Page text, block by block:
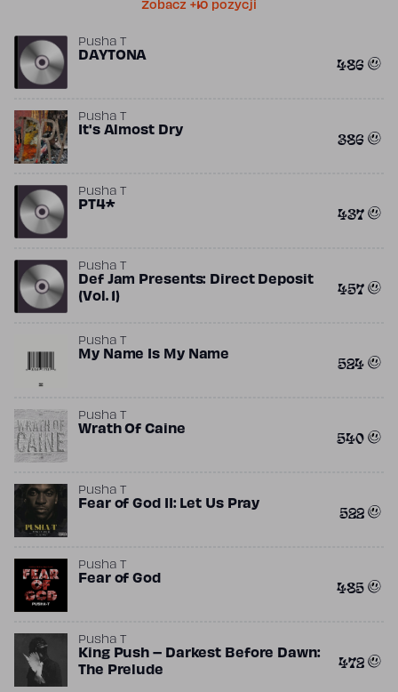
Zobacz +10 pozycji
Pusha T
DAYTONA 486
Pusha T
It's Almost Dry 386
Pusha T
PT4* 437
Pusha T
Def Jam Presents: Direct Deposit
(Vol. 1)
457
Pusha T
My Name Is My Name 524
Pusha T
Wrath Of Caine 540
Pusha T
Fear of God II: Let Us Pray 522
Pusha T
Fear of God 485
Pusha T
King Push – Darkest Before Dawn:
The Prelude
472